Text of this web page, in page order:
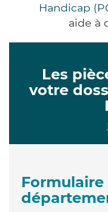
Handicap
aide à
Les
votre
Formulaire